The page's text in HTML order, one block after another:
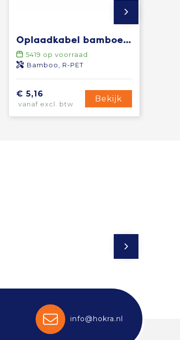
Oplaadkabel bamboe met R-PET
5419 op voorraad
Bamboo, R-PET
€ 5,16
vanaf excl. btw
Bekijk
info@hokra.nl